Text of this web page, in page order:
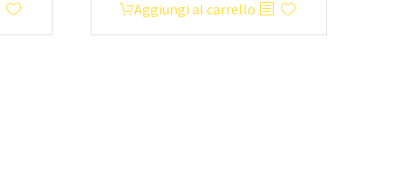
Aggiungi al carrello